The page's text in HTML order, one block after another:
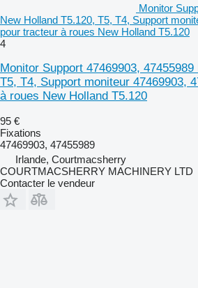
Monitor
New Holland T5.120, T5, T4, Support
pour tracteur à roues New Holland T5.120
4
Monitor Support 47469903,
T5, T4, Support moniteur 47469903,
à roues New Holland T5.120
95 €
Fixations
47469903, 47455989
Irlande, Courtmacsherry
COURTMACSHERRY MACHINERY LTD
Contacter le vendeur